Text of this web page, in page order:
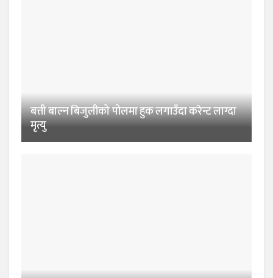
बत्ती बाल्न बिजुलीको पोलमा हुक लगाउँदा करेन्ट लाग्दा
मृत्यु